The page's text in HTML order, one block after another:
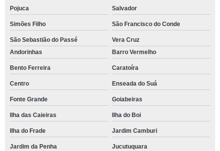
Pojuca Salvador
Simões Filho São Francisco do Conde
São Sebastião do Passé
Vera Cruz
Andorinhas
Barro Vermelho
Bento Ferreira Caratoíra
Centro Enseada do Suá
Fonte Grande Goiabeiras
Ilha das Caieiras Ilha do Boi
Ilha do Frade Jardim Camburi
Jardim da Penha Jucutuquara